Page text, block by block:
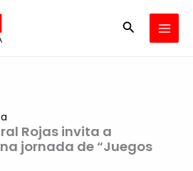
Buscar
Rojas invita a
jornada de “Juegos